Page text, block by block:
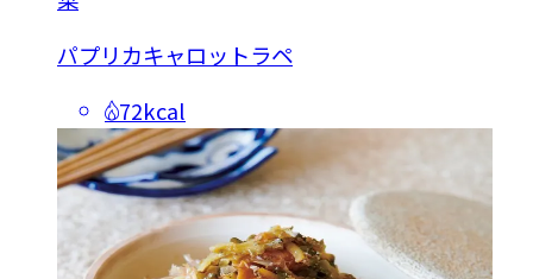
パプリカキャロットラペ
72kcal